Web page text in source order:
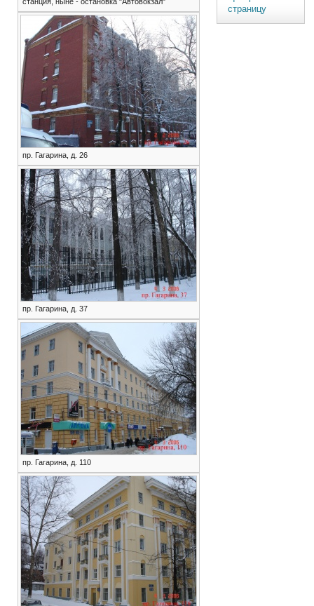
пр. Гагарина, д. 26
пр. Гагарина, д. 37
пр. Гагарина, д. 110
страницу